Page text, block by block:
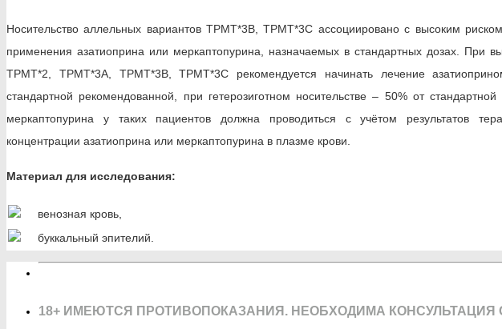
Носительство аллельных вариантов ТРМТ*3В, ТРМТ*3С ассоциировано с высоким
применения азатиоприна или меркаптопурина, назначаемых в стандартных дозах. При
ТРМТ*2, ТРМТ*3А, ТРМТ*3В, ТРМТ*3С рекомендуется начинать лечение
стандартной рекомендованной, при гетерозиготном носительстве – 50% от
меркаптопурина у таких пациентов должна проводиться с учётом результатов
концентрации азатиоприна или меркаптопурина в плазме крови.
Материал для исследования:
венозная кровь,
буккальный эпителий.
18+ ИМЕЮТСЯ ПРОТИВОПОКАЗАНИЯ. НЕОБХОДИМА КОНСУЛЬТАЦИЯ